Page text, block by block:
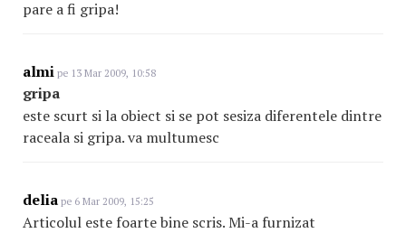
pare a fi gripa!
almi pe 13 Mar 2009, 10:58
gripa
este scurt si la obiect si se pot sesiza diferentele dintre
raceala si gripa. va multumesc
delia pe 6 Mar 2009, 15:25
Articolul este foarte bine scris. Mi-a furnizat